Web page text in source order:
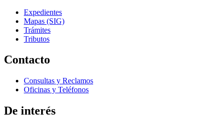
Expedientes
Mapas (SIG)
Trámites
Tributos
Contacto
Consultas y Reclamos
Oficinas y Teléfonos
De interés